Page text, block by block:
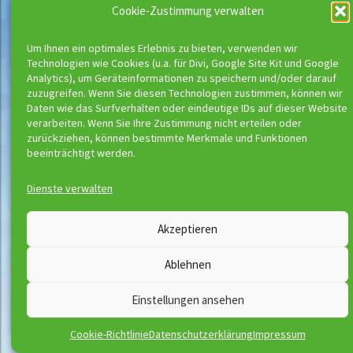
Cookie-Zustimmung verwalten
Um Ihnen ein optimales Erlebnis zu bieten, verwenden wir
Technologien wie Cookies (u.a. für Divi, Google Site Kit und Google
Analytics), um Geräteinformationen zu speichern und/oder darauf
zuzugreifen. Wenn Sie diesen Technologien zustimmen, können wir
Daten wie das Surfverhalten oder eindeutige IDs auf dieser Website
verarbeiten. Wenn Sie Ihre Zustimmung nicht erteilen oder
zurückziehen, können bestimmte Merkmale und Funktionen
beeinträchtigt werden.
Dienste verwalten
Akzeptieren
Ablehnen
Einstellungen ansehen
Cookie-RichtlinieDatenschutzerklärungImpressum
Disclaimer
AGB